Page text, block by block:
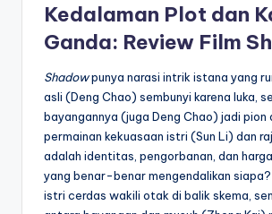
Kedalaman Plot dan
Ganda: Review Film
Shadowpunya narasi intrik istana yang
asli (Deng Chao) sembunyi karena luka,
bayangannya (juga Deng Chao) jadi pion
permainan kekuasaan istri (Sun Li) dan
adalah identitas, pengorbanan, dan
yang benar-benar mengendalikan siapa?
istri cerdas wakili otak di balik skema,